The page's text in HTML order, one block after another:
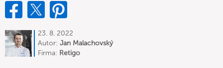
23. 8. 2022
Autor: Jan Malachovský
Firma: Retigo